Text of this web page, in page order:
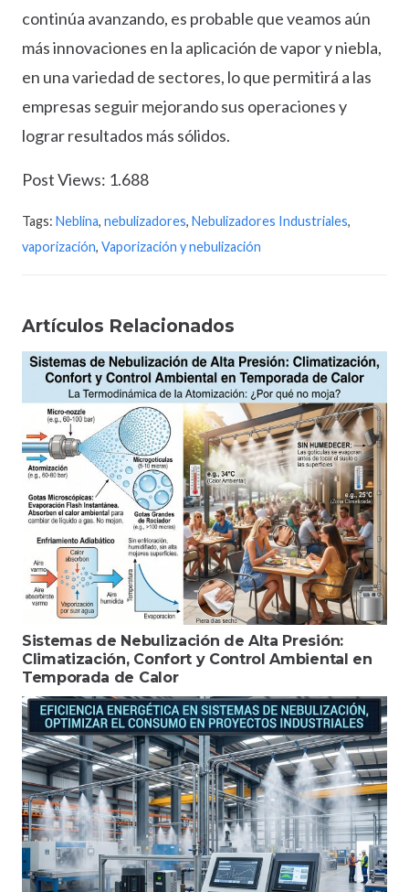
continúa avanzando, es probable que veamos aún
más innovaciones en la aplicación de vapor y niebla,
en una variedad de sectores, lo que permitirá a las
empresas seguir mejorando sus operaciones y
lograr resultados más sólidos.
Post Views: 1.688
Tags: Neblina, nebulizadores, Nebulizadores Industriales,
vaporización, Vaporización y nebulización
Artículos Relacionados
Sistemas de Nebulización de Alta Presión:
Climatización, Confort y Control Ambiental en
Temporada de Calor